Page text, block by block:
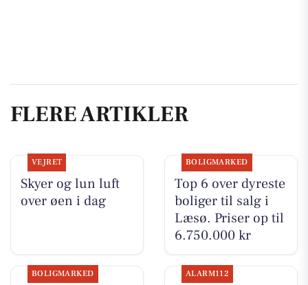
FLERE ARTIKLER
VEJRET
Skyer og lun luft
over øen i dag
BOLIGMARKED
Top 6 over dyreste
boliger til salg i
Læsø. Priser op til
6.750.000 kr
BOLIGMARKED ALARM112